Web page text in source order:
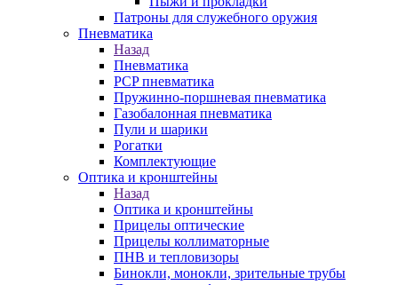
Патроны для служебного оружия
Пневматика
Назад
Пневматика
PCP пневматика
Пружинно-поршневая пневматика
Газобалонная пневматика
Пули и шарики
Рогатки
Комплектующие
Оптика и кронштейны
Назад
Оптика и кронштейны
Прицелы оптические
Прицелы коллиматорные
ПНВ и тепловизоры
Бинокли, монокли, зрительные трубы